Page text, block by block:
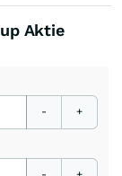
Aktie
- +